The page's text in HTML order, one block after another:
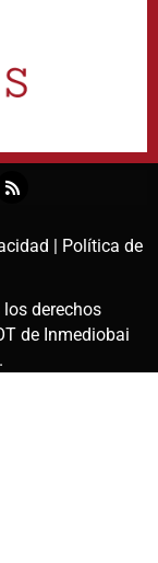
|
Política de
los derechos
de Inmediobai
.